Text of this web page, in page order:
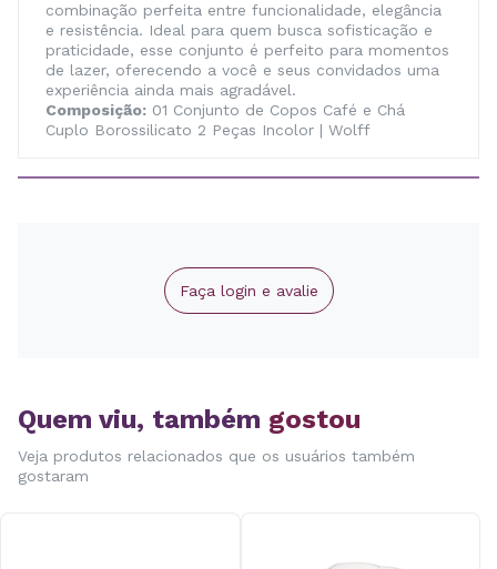
combinação perfeita entre funcionalidade, elegância
e resistência. Ideal para quem busca sofisticação e
praticidade, esse conjunto é perfeito para momentos
de lazer, oferecendo a você e seus convidados uma
experiência ainda mais agradável.
Composição: 01 Conjunto de Copos Café e Chá
Cuplo Borossilicato 2 Peças Incolor | Wolff
Faça login e avalie
Quem viu, também gostou
Veja produtos relacionados que os usuários também
gostaram